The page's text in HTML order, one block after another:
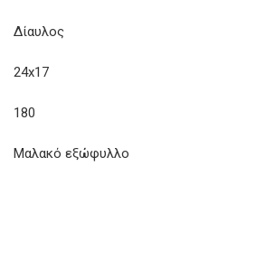
Δίαυλος
24x17
180
Μαλακό εξώφυλλο